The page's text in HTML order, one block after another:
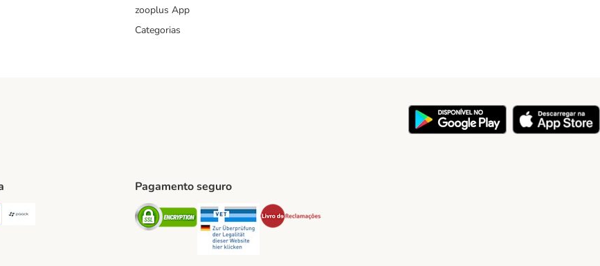
zooplus App
Categorias
Shipping Method
InPost Shipping Method
Paack Shipping Method
Pagamento seguro
Security Security